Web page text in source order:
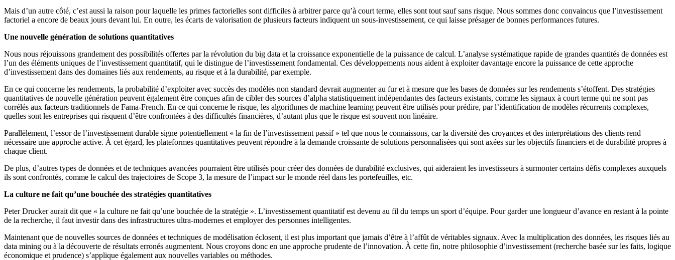
Mais d’un autre côté, c’est aussi la raison pour laquelle les primes factorielles sont difficiles à arbitrer parce qu’à court terme, elles sont tout sauf sans risque. Nous sommes donc convaincus que l’investissement
factoriel a encore de beaux jours devant lui. En outre, les écarts de valorisation de plusieurs facteurs indiquent un sous-investissement, ce qui laisse présager de bonnes performances futures.
Une nouvelle génération de solutions quantitatives
Nous nous réjouissons grandement des possibilités offertes par la révolution du big data et la croissance exponentielle de la puissance de calcul. L’analyse systématique rapide de grandes quantités de données est
l’un des éléments uniques de l’investissement quantitatif, qui le distingue de l’investissement fondamental. Ces développements nous aident à exploiter davantage encore la puissance de cette approche
d’investissement dans des domaines liés aux rendements, au risque et à la durabilité, par exemple.
En ce qui concerne les rendements, la probabilité d’exploiter avec succès des modèles non standard devrait augmenter au fur et à mesure que les bases de données sur les rendements s’étoffent. Des stratégies
quantitatives de nouvelle génération peuvent également être conçues afin de cibler des sources d’alpha statistiquement indépendantes des facteurs existants, comme les signaux à court terme qui ne sont pas
corrélés aux facteurs traditionnels de Fama-French. En ce qui concerne le risque, les algorithmes de machine learning peuvent être utilisés pour prédire, par l’identification de modèles récurrents complexes,
quelles sont les entreprises qui risquent d’être confrontées à des difficultés financières, d’autant plus que le risque est souvent non linéaire.
Parallèlement, l’essor de l’investissement durable signe potentiellement « la fin de l’investissement passif » tel que nous le connaissons, car la diversité des croyances et des interprétations des clients rend
nécessaire une approche active. À cet égard, les plateformes quantitatives peuvent répondre à la demande croissante de solutions personnalisées qui sont axées sur les objectifs financiers et de durabilité propres à
chaque client.
De plus, d’autres types de données et de techniques avancées pourraient être utilisés pour créer des données de durabilité exclusives, qui aideraient les investisseurs à surmonter certains défis complexes auxquels
ils sont confrontés, comme le calcul des trajectoires de Scope 3, la mesure de l’impact sur le monde réel dans les portefeuilles, etc.
La culture ne fait qu’une bouchée des stratégies quantitatives
Peter Drucker aurait dit que « la culture ne fait qu’une bouchée de la stratégie ». L’investissement quantitatif est devenu au fil du temps un sport d’équipe. Pour garder une longueur d’avance en restant à la pointe
de la recherche, il faut investir dans des infrastructures ultra-modernes et employer des personnes intelligentes.
Maintenant que de nouvelles sources de données et techniques de modélisation éclosent, il est plus important que jamais d’être à l’affût de véritables signaux. Avec la multiplication des données, les risques liés au
data mining ou à la découverte de résultats erronés augmentent. Nous croyons donc en une approche prudente de l’innovation. À cette fin, notre philosophie d’investissement (recherche basée sur les faits, logique
économique et prudence) s’applique également aux nouvelles variables ou méthodes.